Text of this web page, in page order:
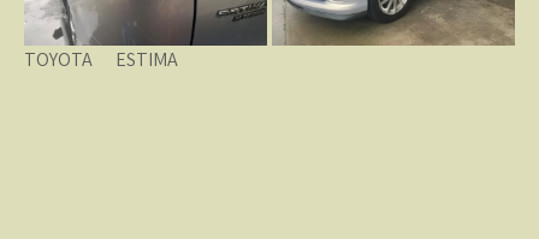
TOYOTA ESTIMA